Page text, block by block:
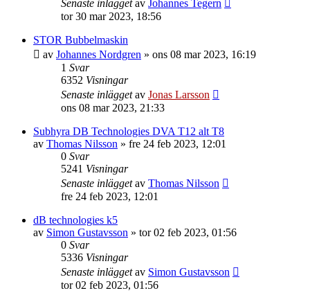
Senaste inläggetav Johannes Tegern
tor 30 mar 2023, 18:56
STOR Bubbelmaskin
av Johannes Nordgren » ons 08 mar 2023, 16:19
1 Svar
6352 Visningar
Senaste inläggetav Jonas Larsson
ons 08 mar 2023, 21:33
Subhyra DB Technologies DVA T12 alt T8
av Thomas Nilsson » fre 24 feb 2023, 12:01
0 Svar
5241 Visningar
Senaste inläggetav Thomas Nilsson
fre 24 feb 2023, 12:01
dB technologies k5
av Simon Gustavsson » tor 02 feb 2023, 01:56
0 Svar
5336 Visningar
Senaste inläggetav Simon Gustavsson
tor 02 feb 2023, 01:56